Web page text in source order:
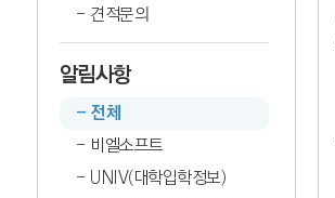
견적문의
알림사항
전체
비엘소프트
UNIV(대학입학정보)